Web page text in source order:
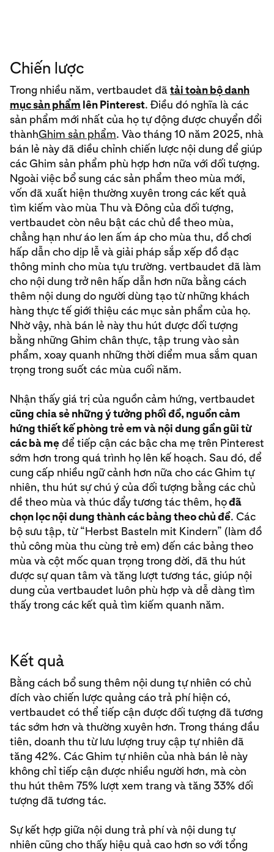
Chiến lược
Trong nhiều năm, vertbaudet đãtải toàn bộ danh
mục sản phẩm lên Pinterest. Điều đó nghĩa là các
sản phẩm mới nhất của họ tự động được chuyển đổi
thànhGhim sản phẩm. Vào tháng 10 năm 2025, nhà
bán lẻ này đã điều chỉnh chiến lược nội dung để giúp
các Ghim sản phẩm phù hợp hơn nữa với đối tượng.
Ngoài việc bổ sung các sản phẩm theo mùa mới,
vốn đã xuất hiện thường xuyên trong các kết quả
tìm kiếm vào mùa Thu và Đông của đối tượng,
vertbaudet còn nêu bật các chủ đề theo mùa,
chẳng hạn như áo len ấm áp cho mùa thu, đồ chơi
hấp dẫn cho dịp lễ và giải pháp sắp xếp đồ đạc
thông minh cho mùa tựu trường. vertbaudet đã làm
cho nội dung trở nên hấp dẫn hơn nữa bằng cách
thêm nội dung do người dùng tạo từ những khách
hàng thực tế giới thiệu các mục sản phẩm của họ.
Nhờ vậy, nhà bán lẻ này thu hút được đối tượng
bằng những Ghim chân thực, tập trung vào sản
phẩm, xoay quanh những thời điểm mua sắm quan
trọng trong suốt các mùa cuối năm.
Nhận thấy giá trị của nguồn cảm hứng, vertbaudet
cũng chia sẻ những ý tưởng phối đồ, nguồn cảm
hứng thiết kế phòng trẻ em và nội dung gần gũi từ
các bà mẹđể tiếp cận các bậc cha mẹ trên Pinterest
sớm hơn trong quá trình họ lên kế hoạch. Sau đó, để
cung cấp nhiều ngữ cảnh hơn nữa cho các Ghim tự
nhiên, thu hút sự chú ý của đối tượng bằng các chủ
đề theo mùa và thúc đẩy tương tác thêm, họđã
chọn lọc nội dung thành các bảng theo chủ đề. Các
bộ sưu tập, từ “Herbst Basteln mit Kindern” (làm đồ
thủ công mùa thu cùng trẻ em) đến các bảng theo
mùa và cột mốc quan trọng trong đời, đã thu hút
được sự quan tâm và tăng lượt tương tác, giúp nội
dung của vertbaudet luôn phù hợp và dễ dàng tìm
thấy trong các kết quả tìm kiếm quanh năm.
Kết quả
Bằng cách bổ sung thêm nội dung tự nhiên có chủ
đích vào chiến lược quảng cáo trả phí hiện có,
vertbaudet có thể tiếp cận được đối tượng đã tương
tác sớm hơn và thường xuyên hơn. Trong tháng đầu
tiên, doanh thu từ lưu lượng truy cập tự nhiên đã
tăng 42%. Các Ghim tự nhiên của nhà bán lẻ này
không chỉ tiếp cận được nhiều người hơn, mà còn
thu hút thêm 75% lượt xem trang và tăng 33% đối
tượng đã tương tác.
Sự kết hợp giữa nội dung trả phí và nội dung tự
nhiên cũng cho thấy hiệu quả cao hơn so với tổng